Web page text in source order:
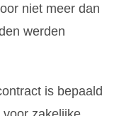
niet meer dan
werden
is bepaald